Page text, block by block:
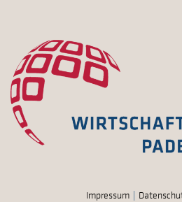
Impressum